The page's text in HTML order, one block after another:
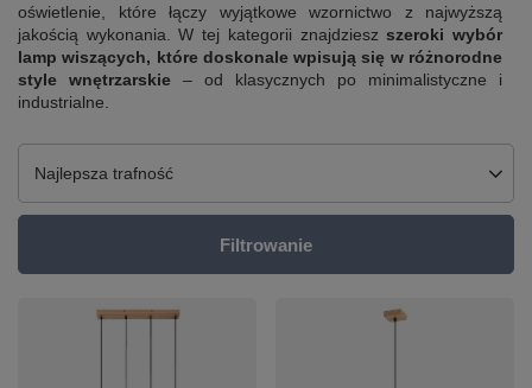
oświetlenie, które łączy wyjątkowe wzornictwo z najwyższą
jakością wykonania. W tej kategorii znajdziesz szeroki wybór
lamp wiszących, które doskonale wpisują się w różnorodne
style wnętrzarskie
– od klasycznych po minimalistyczne i
industrialne.
Zmień sortowanie
Najlepsza trafność
Filtrowanie